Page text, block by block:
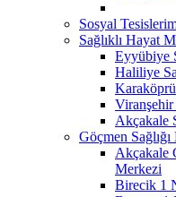
Sosyal
Sağlıklı Hayat
Eyyübiye
Haliliye
Viranşehir
Akçakale
Göçmen
Akçakale
Merkezi
Birecik 1